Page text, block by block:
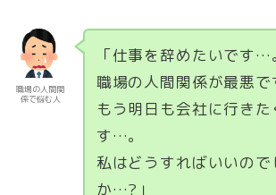
職場の人間関
係で悩む人
「仕事を辞めたいです…
職場の人間関係が最悪で
もう明日も会社に行きた
す…。
私はどうすればいいので
か…?」